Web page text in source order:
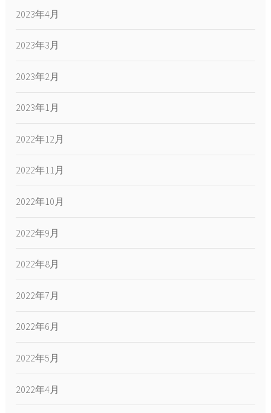
2023年4月
2023年3月
2023年2月
2023年1月
2022年12月
2022年11月
2022年10月
2022年9月
2022年8月
2022年7月
2022年6月
2022年5月
2022年4月